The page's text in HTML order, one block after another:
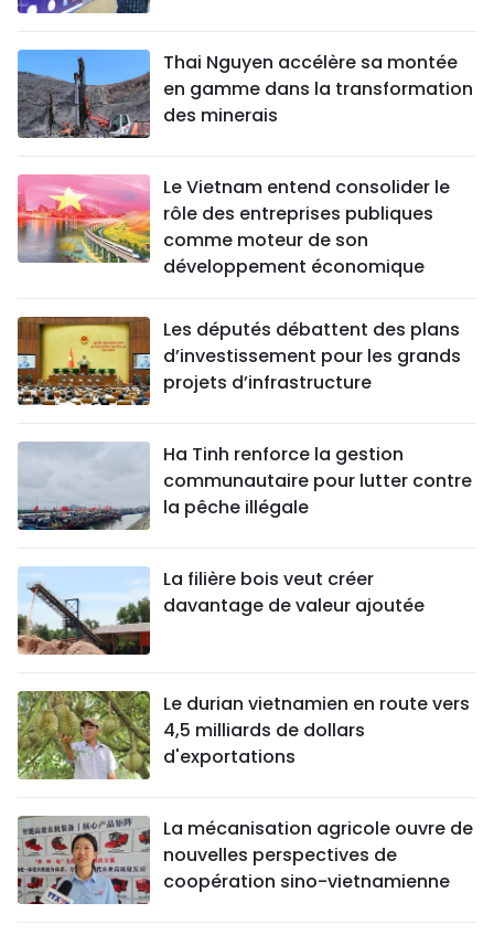
Thai Nguyen accélère sa montée
en gamme dans la transformation
des minerais
Le Vietnam entend consolider le
rôle des entreprises publiques
comme moteur de son
développement économique
Les députés débattent des plans
d’investissement pour les grands
projets d’infrastructure
Ha Tinh renforce la gestion
communautaire pour lutter contre
la pêche illégale
La filière bois veut créer
davantage de valeur ajoutée
Le durian vietnamien en route vers
4,5 milliards de dollars
d'exportations
La mécanisation agricole ouvre de
nouvelles perspectives de
coopération sino-vietnamienne